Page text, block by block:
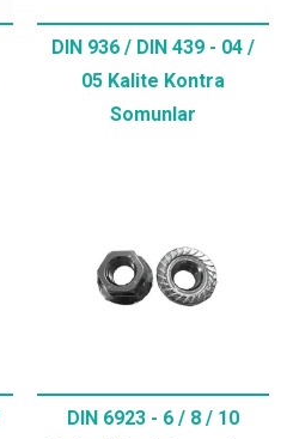
DIN 936 / DIN 439 - 04 /
05 Kalite Kontra
Somunlar
DIN 6923 - 6 / 8 / 10